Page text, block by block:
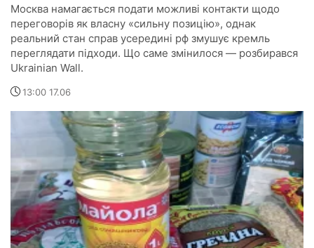
Москва намагається подати можливі контакти щодо
переговорів як власну «сильну позицію», однак
реальний стан справ усередині рф змушує кремль
переглядати підходи. Що саме змінилося — розбирався
Ukrainian Wall.
13:00 17.06